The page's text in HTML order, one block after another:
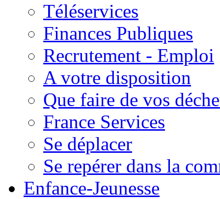
Téléservices
Finances Publiques
Recrutement - Emploi
A votre disposition
Que faire de vos
France Services
Se déplacer
Se repérer dans la
Enfance-Jeunesse